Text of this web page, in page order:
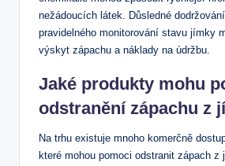
nežádoucích látek. Důsledné
pravidelného monitorování stavu jímky
výskyt zápachu a náklady na údržbu.
Jaké produkty mohu
odstranění zápachu z
Na trhu existuje mnoho komerčně
které mohou pomoci odstranit zápach z